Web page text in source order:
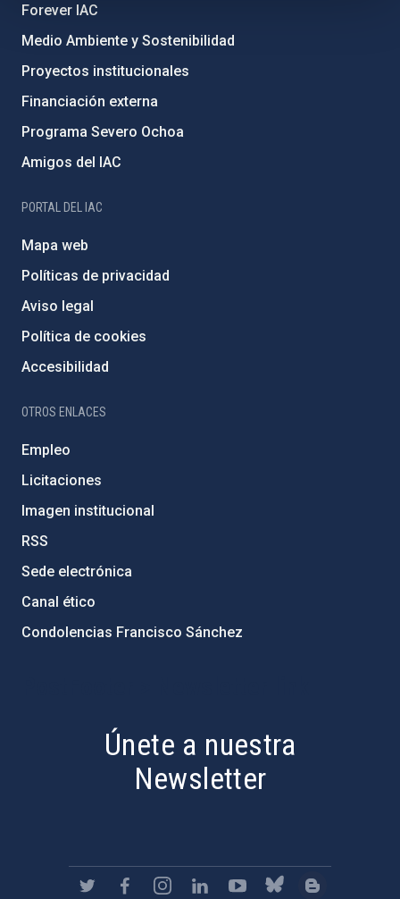
Forever IAC
Medio Ambiente y Sostenibilidad
Proyectos institucionales
Financiación externa
Programa Severo Ochoa
Amigos del IAC
PORTAL DEL IAC
Mapa web
Políticas de privacidad
Aviso legal
Política de cookies
Accesibilidad
OTROS ENLACES
Empleo
Licitaciones
Imagen institucional
RSS
Sede electrónica
Canal ético
Condolencias Francisco Sánchez
Únete a nuestra
Newsletter